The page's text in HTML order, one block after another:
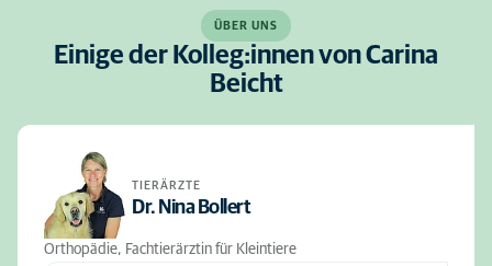
ÜBER UNS
Einige der Kolleg:innen von Carina
Beicht
TIERÄRZTE
Dr. Nina Bollert
Orthopädie, Fachtierärztin für Kleintiere